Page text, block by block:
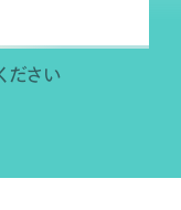
ださい